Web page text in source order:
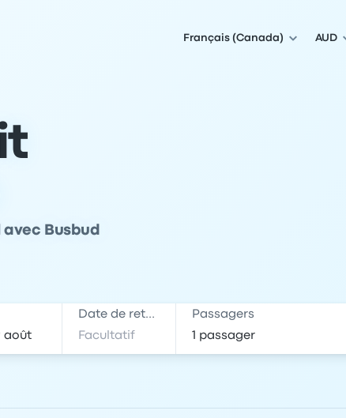
Français (Canada) AUD
Busbud
Date de retour Passagers